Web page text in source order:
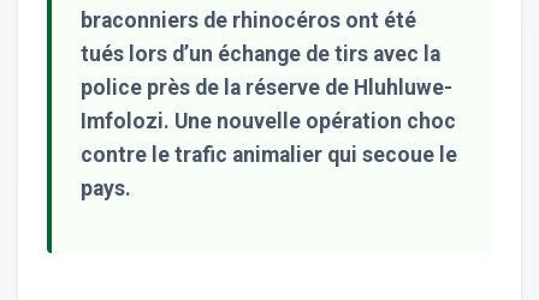
braconniers de rhinocéros ont été
tués lors d’un échange de tirs avec la
police près de la réserve de Hluhluwe-
Imfolozi. Une nouvelle opération choc
contre le trafic animalier qui secoue le
pays.